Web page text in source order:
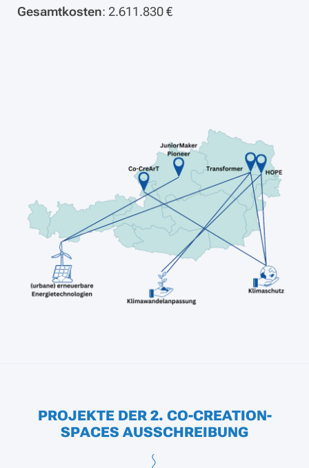
Gesamtkosten: 2.611.830 €
PROJEKTE DER 2. CO-CREATION-
SPACES AUSSCHREIBUNG